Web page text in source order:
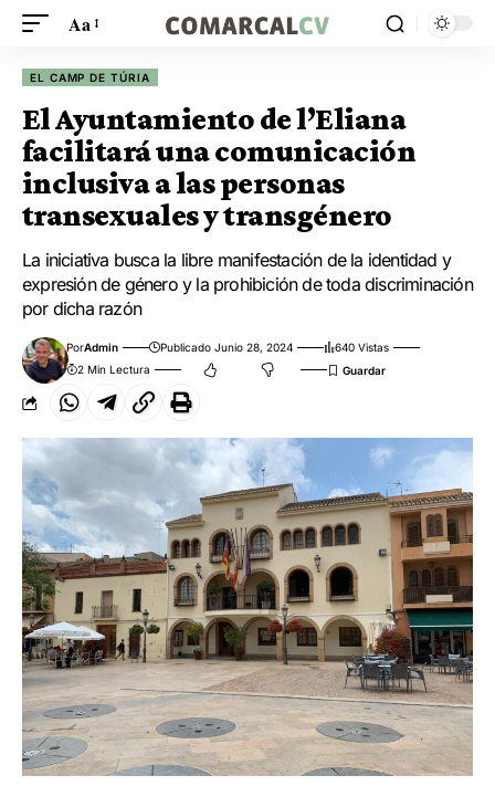
Aa
EL CAMP DE TÚRIA
El Ayuntamiento de l’Eliana
facilitará una comunicación
inclusiva a las personas
transexuales y transgénero
La iniciativa busca la libre manifestación de la identidad y
expresión de género y la prohibición de toda discriminación
por dicha razón
PorAdmin Publicado Junio 28, 2024
640 Vistas
2 Min Lectura